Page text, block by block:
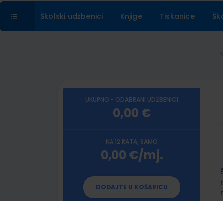
Školski udžbenici Knjige Tiskanice
UKUPNO - ODABRANI UDŽBENICI
0,00 €
NA 12 RATA, SAMO
0,00 €/mj.
DODAJTE U KOŠARICU